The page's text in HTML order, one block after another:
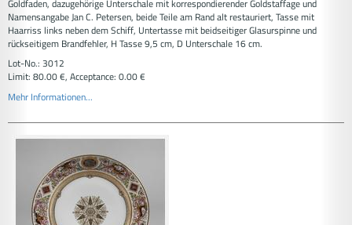
Goldfaden, dazugehörige Unterschale mit korrespondierender Goldstaffage und
Namensangabe Jan C. Petersen, beide Teile am Rand alt restauriert, Tasse mit
Haarriss links neben dem Schiff, Untertasse mit beidseitiger Glasurspinne und
rückseitigem Brandfehler, H Tasse 9,5 cm, D Unterschale 16 cm.
Lot-No.: 3012
Limit: 80.00 €, Acceptance: 0.00 €
Mehr Informationen...